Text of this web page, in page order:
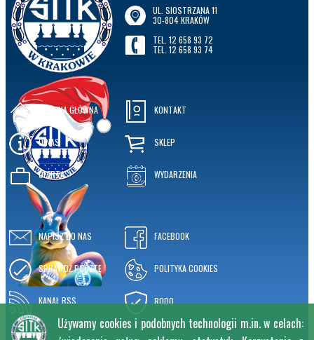
UL. SIOSTRZANA 11
30-804 KRAKÓW
TEL. 12 658 93 72
TEL. 12 658 93 74
STRONA GŁÓWNA
O NAS
OFERTA
KONTAKT
SKLEP
WYDARZENIA
NAPISZ DO NAS
SPRAWDŹ POCZTĘ
KANAŁ RSS
FACEBOOK
POLITYKA COOKIES
RODO
Używamy cookies i podobnych technologii m.in. w celach: